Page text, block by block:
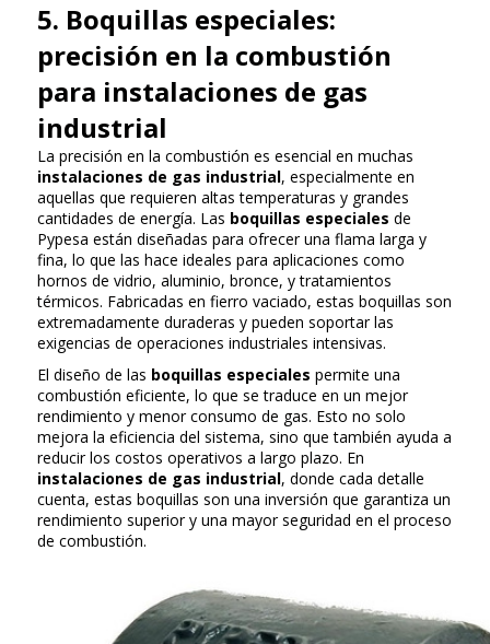
5. Boquillas especiales:
precisión en la combustión
para instalaciones de gas
industrial
La precisión en la combustión es esencial en muchas
instalaciones de gas industrial, especialmente en
aquellas que requieren altas temperaturas y grandes
cantidades de energía. Las boquillas especiales de
Pypesa están diseñadas para ofrecer una flama larga y
fina, lo que las hace ideales para aplicaciones como
hornos de vidrio, aluminio, bronce, y tratamientos
térmicos. Fabricadas en fierro vaciado, estas boquillas son
extremadamente duraderas y pueden soportar las
exigencias de operaciones industriales intensivas.
El diseño de las boquillas especiales permite una
combustión eficiente, lo que se traduce en un mejor
rendimiento y menor consumo de gas. Esto no solo
mejora la eficiencia del sistema, sino que también ayuda a
reducir los costos operativos a largo plazo. En
instalaciones de gas industrial, donde cada detalle
cuenta, estas boquillas son una inversión que garantiza un
rendimiento superior y una mayor seguridad en el proceso
de combustión.